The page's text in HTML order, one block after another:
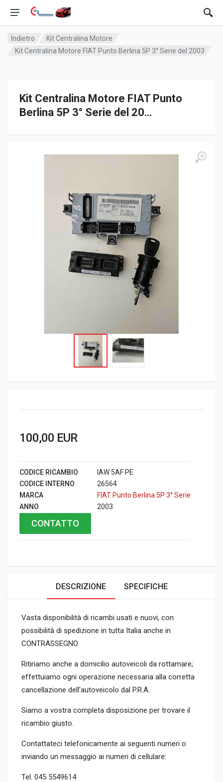
Indietro
Kit Centralina Motore
Kit Centralina Motore FIAT Punto Berlina 5P 3° Serie del 2003
Kit Centralina Motore FIAT Punto
Berlina 5P 3° Serie del 20…
100,00 EUR
CODICE RICAMBIO
IAW 5AF PE
CODICE INTERNO
26564
MARCA
FIAT Punto Berlina 5P 3° Serie
ANNO
2003
CONTATTO
DESCRIZIONE SPECIFICHE
Vasta disponibilità di ricambi usati e nuovi, con
possibilità di spedizione in tutta Italia anche in
CONTRASSEGNO
Ritiriamo anche a domicilio autoveicoli da rottamare;
effettuiamo ogni operazione necessaria alla corretta
cancellazione dell'autoveicolo dal P.R.A.
Siamo a vostra completa disposizione per trovare il
ricambio giusto.
Contattateci telefonicamente ai seguenti numeri o
inviando un messaggio ai numeri di cellulare:
Tel. 045 5549614